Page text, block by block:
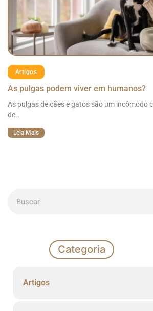
Artigos
As pulgas podem viver em humanos?
As pulgas de cães e gatos são um incômodo
de..
Leia Mais
Categoria
Artigos